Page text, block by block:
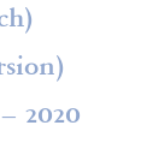
2020